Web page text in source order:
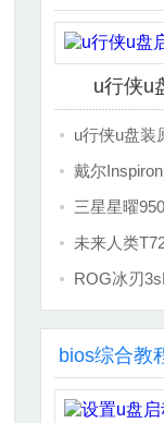
u行侠u
u行侠u盘装
戴尔
三星星曜
未来人类
ROG冰刃
bios综合教